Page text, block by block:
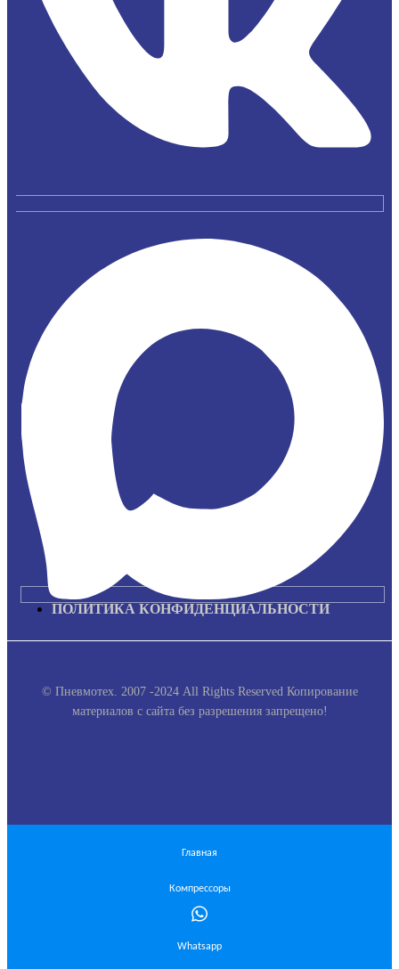
ПОЛИТИКА КОНФИДЕНЦИАЛЬНОСТИ
© Пневмотех. 2007 -2024 All Rights Reserved Копирование
материалов с сайта без разрешения запрещено!
Главная
Компрессоры
Whatsapp